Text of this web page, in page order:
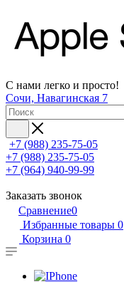
С нами легко и просто!
Сочи, Навагинская 7
+7 (988) 235-75-05
+7 (988) 235-75-05
+7 (964) 940-99-99
Заказать звонок
Сравнение0
Избранные товары 0
Корзина 0